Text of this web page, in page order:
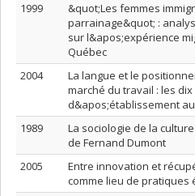
1999
&quot;Les femmes
parrainage&quot; :
sur l&apos;expérience
Québec
2004
La langue et le
marché du travail : les
d&apos;établissement
1989
La sociologie de la
de Fernand Dumont
2005
Entre innovation et
comme lieu de pratiques